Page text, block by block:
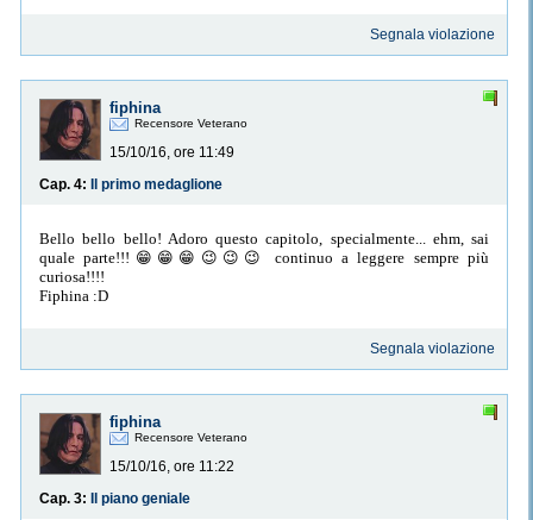
Segnala violazione
fiphina
Recensore Veterano
15/10/16, ore 11:49
Cap. 4:
Il primo medaglione
Bello bello bello! Adoro questo capitolo, specialmente... ehm, sai
quale parte!!!😁😁😁😉😉😉 continuo a leggere sempre più
curiosa!!!!
Fiphina :D
Segnala violazione
fiphina
Recensore Veterano
15/10/16, ore 11:22
Cap. 3:
Il piano geniale